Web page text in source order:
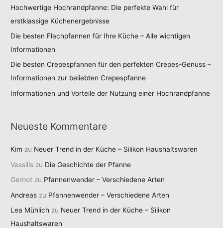
Hochwertige Hochrandpfanne: Die perfekte Wahl für
erstklassige Küchenergebnisse
Die besten Flachpfannen für Ihre Küche – Alle wichtigen
Informationen
Die besten Crepespfannen für den perfekten Crepes-Genuss –
Informationen zur beliebten Crepespfanne
Informationen und Vorteile der Nutzung einer Hochrandpfanne
Neueste Kommentare
Kim zu Neuer Trend in der Küche – Silikon Haushaltswaren
Vassilis zu Die Geschichte der Pfanne
Gernot zu Pfannenwender – Verschiedene Arten
Andreas zu Pfannenwender – Verschiedene Arten
Lea Mühlich zu Neuer Trend in der Küche – Silikon
Haushaltswaren